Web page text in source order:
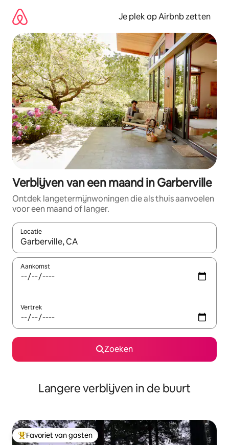
direct
naar
inhoud
Je plek op Airbnb zetten
Verblijven van een maand in Garberville
Ontdek langetermijnwoningen die als thuis aanvoelen
voor een maand of langer.
Locatie
Wanneer er resultaten beschikbaar zijn, maak je een keuze
Aankomst
Vertrek
Zoeken
Langere verblijven in de buurt
Topfavoriet van gasten
Favoriet van gasten